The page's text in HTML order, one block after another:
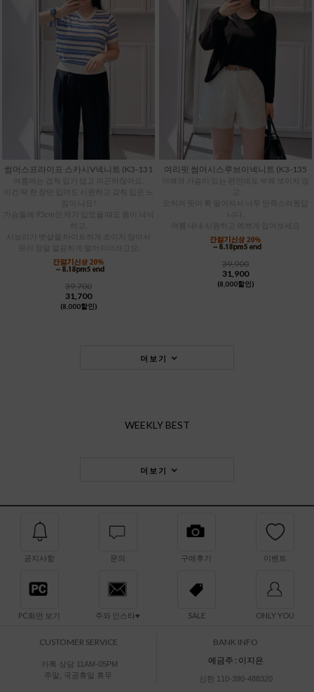
썸머스프라이프 스카시V넥니트 (K3-131
여름에는 겹쳐 입기 덥고 피곤하잖아요.
이건 딱 한 장만 입어도 시원하고 갖춰 입은 느
가슴둘레 95cm인 제가 입었을 때도 품이 넉넉
시보리가 뱃살을 타이트하게 조이지 않아서
핏이 정말 깔끔하게 떨어지더라고요.
39,700
31,700
(8,000할인)
여리핏 썸머시스루브이넥니트 (K3-135
오히려 핏이 툭 떨어져서 너무 만족스러웠답
여름 내내 시원하고 예쁘게 입어보세요
39,900
31,900
(8,000할인)
더보기
WEEKLY BEST
더보기
공지사항 문의 구매후기 이벤트
PC화면 보기 주와 인스타♥ SALE ONLY YOU
CUSTOMER SERVICE
카톡 상담 11AM-05PM
주말, 국공휴일 휴무
BANK INFO
예금주 : 이지은
신한 110-390-488320